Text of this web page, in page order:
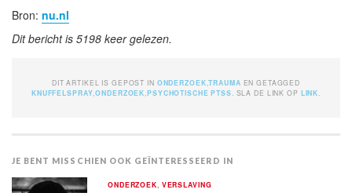
Bron: nu.nl
Dit bericht is 5198 keer gelezen.
DIT ARTIKEL IS GEPOST IN ONDERZOEK ,TRAUMA EN GETAGGED
KNUFFELSPRAY ,ONDERZOEK ,PSYCHOTISCHE PTSS . SLA DE LINK OP LINK
JE BENT MISSCHIEN OOK GEÏNTERESSEERD IN
ONDERZOEK VERSLAVING